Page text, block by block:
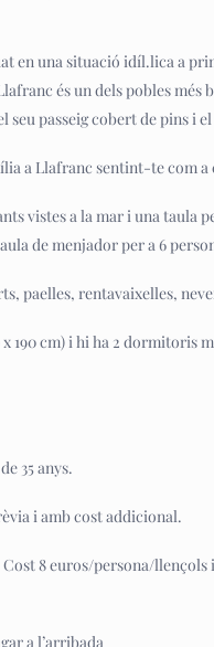
en una situació idíl.lica a
és un dels pobles més
seu passeig cobert de pins i
a Llafranc sentint-te com a
vistes a la mar i una taula
de menjador per a 6
paelles, rentavaixelles,
190 cm) i hi ha 2 dormitoris
35 anys.
i amb cost addicional.
8 euros/persona/llençols i
a l’arribada